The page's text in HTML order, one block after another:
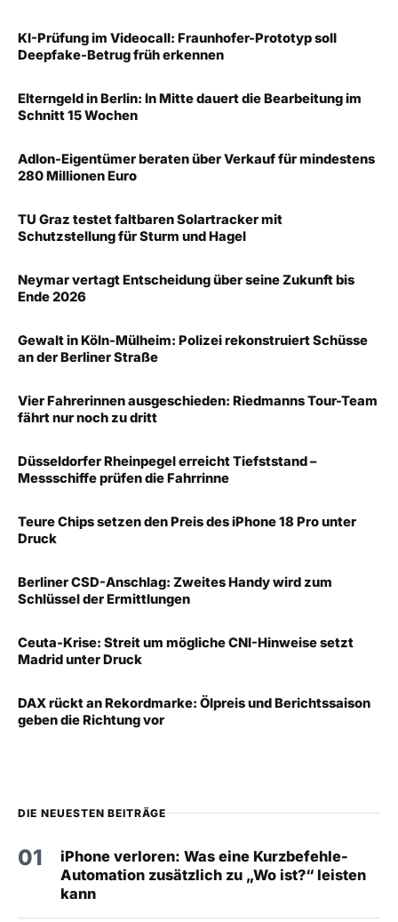
KI-Prüfung im Videocall: Fraunhofer-Prototyp soll
Deepfake-Betrug früh erkennen
Elterngeld in Berlin: In Mitte dauert die Bearbeitung im
Schnitt 15 Wochen
Adlon-Eigentümer beraten über Verkauf für mindestens
280 Millionen Euro
TU Graz testet faltbaren Solartracker mit
Schutzstellung für Sturm und Hagel
Neymar vertagt Entscheidung über seine Zukunft bis
Ende 2026
Gewalt in Köln-Mülheim: Polizei rekonstruiert Schüsse
an der Berliner Straße
Vier Fahrerinnen ausgeschieden: Riedmanns Tour-Team
fährt nur noch zu dritt
Düsseldorfer Rheinpegel erreicht Tiefststand –
Messschiffe prüfen die Fahrrinne
Teure Chips setzen den Preis des iPhone 18 Pro unter
Druck
Berliner CSD-Anschlag: Zweites Handy wird zum
Schlüssel der Ermittlungen
Ceuta-Krise: Streit um mögliche CNI-Hinweise setzt
Madrid unter Druck
DAX rückt an Rekordmarke: Ölpreis und Berichtssaison
geben die Richtung vor
DIE NEUESTEN BEITRÄGE
01
iPhone verloren: Was eine Kurzbefehle-
Automation zusätzlich zu „Wo ist?“ leisten
kann